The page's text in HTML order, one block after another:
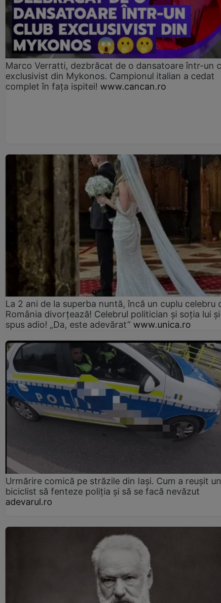
Marco Verratti, dezbrăcat de o dansatoare într-un
exclusivist din Mykonos. Campionul italian a cedat
complet în fața ispitei! www.cancan.ro
La 2 ani de la superba nuntă, încă un cuplu celebru
România divorțează! Celebrul politician și soția lui
spus adio! „Da, este adevărat” www.unica.ro
Urmărire comică pe străzile din Iași. Cum a reușit un
biciclist să fenteze poliția și să se facă nevăzut
adevarul.ro